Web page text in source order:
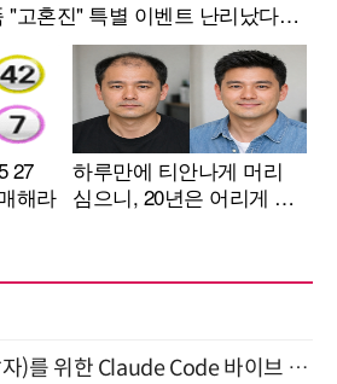
"모든 담당자(비개발자)를 위한 Claude Code 바이브 코딩 2-day 부트캠프" 9월 16~17일 개최